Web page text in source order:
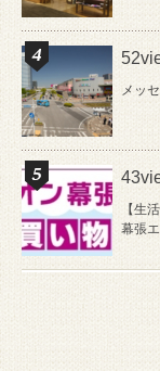
メッ
【生
幕張